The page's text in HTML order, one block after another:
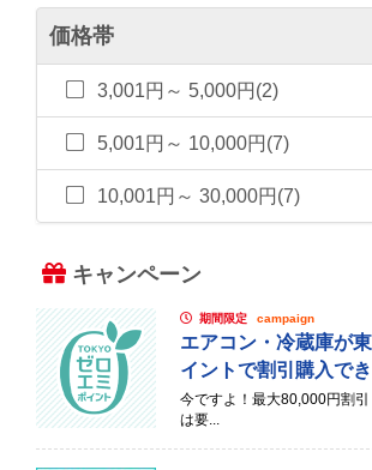
価格帯
3,001円～ 5,000円(2)
5,001円～ 10,000円(7)
10,001円～ 30,000円(7)
キャンペーン
期間限定 campaign
エアコン・冷蔵庫が
イントで割引購入でき
今ですよ！最大80,000円割
は要...